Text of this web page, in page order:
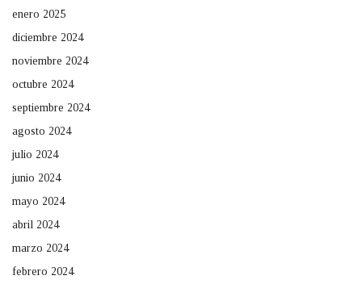
enero 2025
diciembre 2024
noviembre 2024
octubre 2024
septiembre 2024
agosto 2024
julio 2024
junio 2024
mayo 2024
abril 2024
marzo 2024
febrero 2024